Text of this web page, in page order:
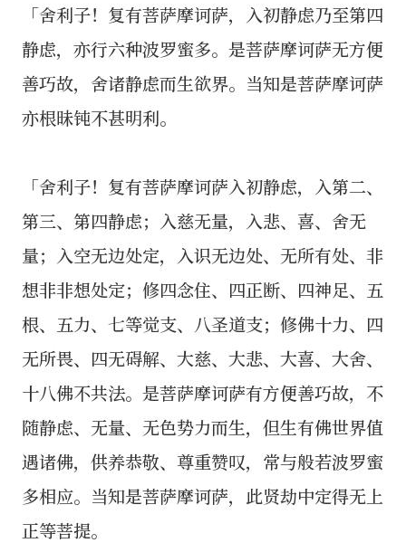
「舍利子！复有菩萨摩诃萨，入初静虑乃至第四
静虑，亦行六种波罗蜜多。是菩萨摩诃萨无方便
善巧故，舍诸静虑而生欲界。当知是菩萨摩诃萨
亦根昧钝不甚明利。
「舍利子！复有菩萨摩诃萨入初静虑，入第二、
第三、第四静虑；入慈无量，入悲、喜、舍无
量；入空无边处定，入识无边处、无所有处、非
想非非想处定；修四念住、四正断、四神足、五
根、五力、七等觉支、八圣道支；修佛十力、四
无所畏、四无碍解、大慈、大悲、大喜、大舍、
十八佛不共法。是菩萨摩诃萨有方便善巧故，不
随静虑、无量、无色势力而生，但生有佛世界值
遇诸佛，供养恭敬、尊重赞叹，常与般若波罗蜜
多相应。当知是菩萨摩诃萨，此贤劫中定得无上
正等菩提。